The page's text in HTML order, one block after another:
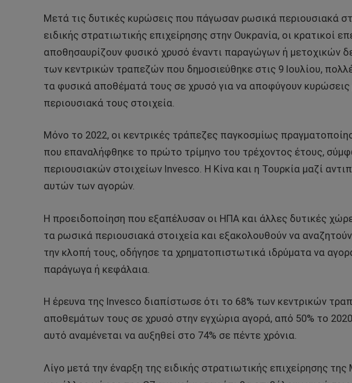
Μετά τις δυτικές κυρώσεις που πάγωσαν ρωσικά περιουσιακά
ειδικής στρατιωτικής επιχείρησης στην Ουκρανία, οι κρατικοί
αποθησαυρίζουν φυσικό χρυσό έναντι παραγώγων ή μετοχικών
των κεντρικών τραπεζών που δημοσιεύθηκε στις 9 Ιουλίου,
τα φυσικά αποθέματά τους σε χρυσό για να αποφύγουν
περιουσιακά τους στοιχεία.
Μόνο το 2022, οι κεντρικές τράπεζες παγκοσμίως
που επαναλήφθηκε το πρώτο τρίμηνο του τρέχοντος έτους,
περιουσιακών στοιχείων Invesco. Η Κίνα και η Τουρκία μαζί
αυτών των αγορών.
Η προειδοποίηση που εξαπέλυσαν οι ΗΠΑ και άλλες δυτικές
τα ρωσικά περιουσιακά στοιχεία και εξακολουθούν να
την κλοπή τους, οδήγησε τα χρηματοπιστωτικά ιδρύματα να
παράγωγα ή κεφάλαια.
Η έρευνα της Invesco διαπίστωσε ότι το 68% των κεντρικών
αποθεμάτων τους σε χρυσό στην εγχώρια αγορά, από 50% το
αυτό αναμένεται να αυξηθεί στο 74% σε πέντε χρόνια.
Λίγο μετά την έναρξη της ειδικής στρατιωτικής επιχείρησης